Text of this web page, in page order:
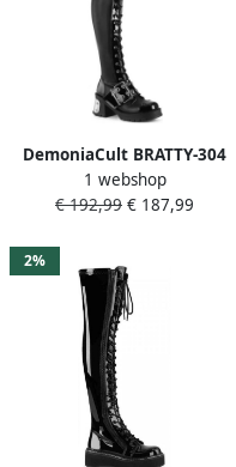
DemoniaCult BRATTY-304
Plateau overknee Laarzen
37 Shoes Zwart
1 webshop
€ 192,99 € 187,99
2%